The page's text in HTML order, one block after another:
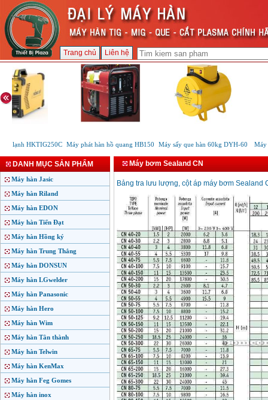
Trang chủ Liên hệ
lạnh HKTIG250C Máy phát hàn hồ quang HB150 Máy sấy que hàn 60kg DYH-60 Máy
DANH MỤC SẢN PHẨM
Máy hàn Jasic
Máy hàn Riland
Máy hàn EDON
Máy hàn Tiến Đạt
Máy hàn Hồng ký
Máy hàn Trung Thắng
Máy hàn DONSUN
Máy hàn LGwelder
Máy hàn Panasonic
Máy hàn Hero
Máy hàn Wim
Máy hàn Tân thành
Máy hàn Telwin
Máy hàn KenMax
Máy hàn Feg Gomes
Máy hàn inox
Máy bơm Sealand CN
Bảng tra lưu lượng, cột áp máy bơm Sealand